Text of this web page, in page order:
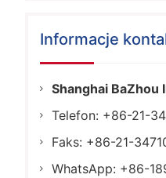
Informacje
Shanghai BaZhou
Telefon: +86-21-
Faks: +86-21-
WhatsApp: +86-